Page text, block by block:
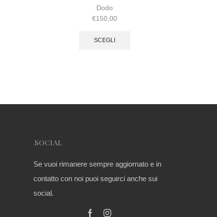
Dodo
€150,00
SCEGLI
Social
Se vuoi rimanere sempre aggiornato e in
contatto con noi puoi seguirci anche sui
social.